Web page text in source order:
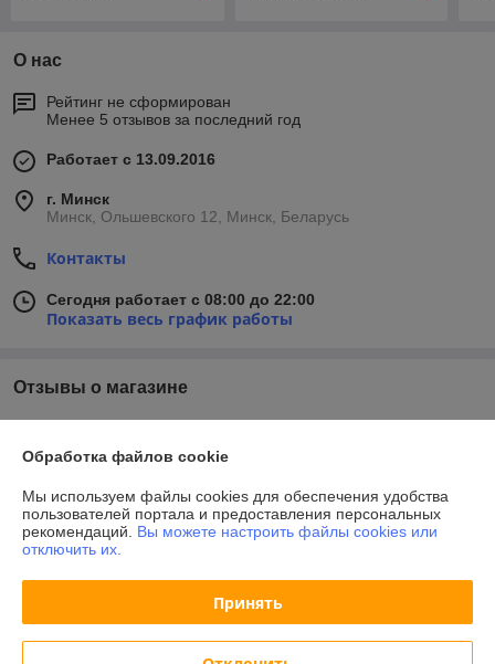
О нас
Рейтинг не сформирован
Менее 5 отзывов за последний год
Работает с 13.09.2016
г. Минск
Минск, Ольшевского 12, Минск, Беларусь
Контакты
Сегодня работает с 08:00 до 22:00
Показать весь график работы
Отзывы о магазине
О нас
Контакты
График работы
Обработка файлов cookie
Мы используем файлы cookies для обеспечения удобства
пользователей портала и предоставления персональных
рекомендаций. Вы можете настроить файлы cookies или
отключить их.
Принять